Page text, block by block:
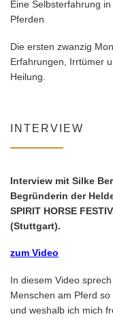
Eine Selbsterfahrung
Pferden
Die ersten zwanzig
Erfahrungen, Irrtümer
Heilung.
INTERVIEW
Interview mit Silke
Begründerin der
SPIRIT HORSE
(Stuttgart).
zum Video
In diesem Video
Menschen am Pferd
und weshalb ich mich